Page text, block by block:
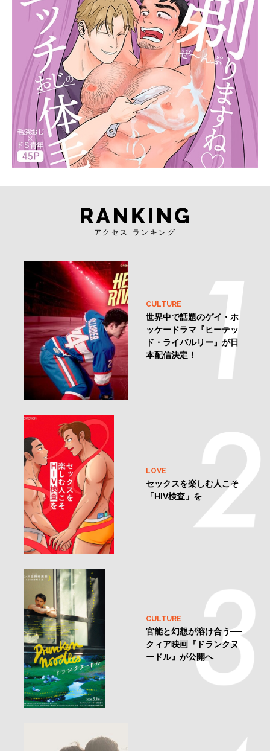
アクセス ランキング
CULTURE
世界中で話題のゲイ・ホ
ッケードラマ『ヒーテッ
ド・ライバルリー』が日
本配信決定！
LOVE
セックスを楽しむ人こそ
「HIV検査」を
CULTURE
官能と幻想が溶け合う──
クィア映画『ドランクヌ
ードル』が公開へ